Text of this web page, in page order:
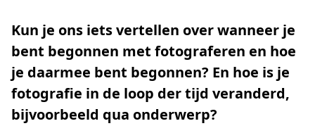
Kun je ons iets vertellen over wanneer je
bent begonnen met fotograferen en hoe
je daarmee bent begonnen? En hoe is je
fotografie in de loop der tijd veranderd,
bijvoorbeeld qua onderwerp?